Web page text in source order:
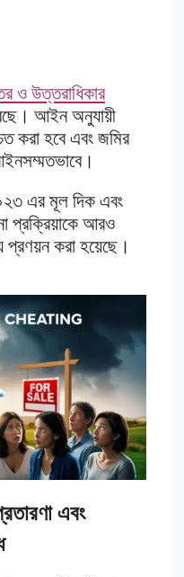
ও উত্তরাধিকার
আইন অনুযায়ী
করা হবে এবং জমির
এর মূল দিক এবং
প্রক্রিয়াকে আরও
প্রণয়ন করা হয়েছে।
এবং